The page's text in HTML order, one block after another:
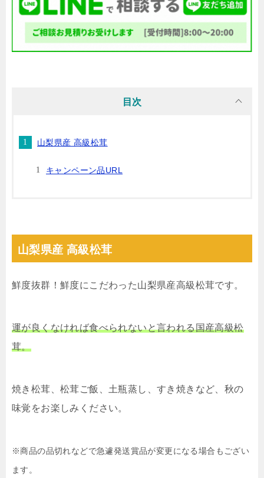
目次
山梨県産 高級松茸
キャンペーン品URL
山梨県産 高級松茸
鮮度抜群！鮮度にこだわった山梨県産高級松茸です。
運が良くなければ食べられないと言われる国産高級松
茸。
焼き松茸、松茸ご飯、土瓶蒸し、すき焼きなど、秋の
味覚をお楽しみください。
※商品の品切れなどで急遽発送賞品が変更になる場合もござい
ます。